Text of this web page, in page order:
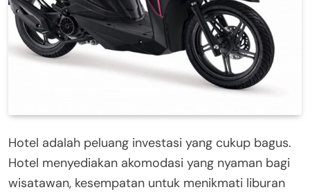
Hotel adalah peluang investasi yang cukup bagus.
Hotel menyediakan akomodasi yang nyaman bagi
wisatawan, kesempatan untuk menikmati liburan